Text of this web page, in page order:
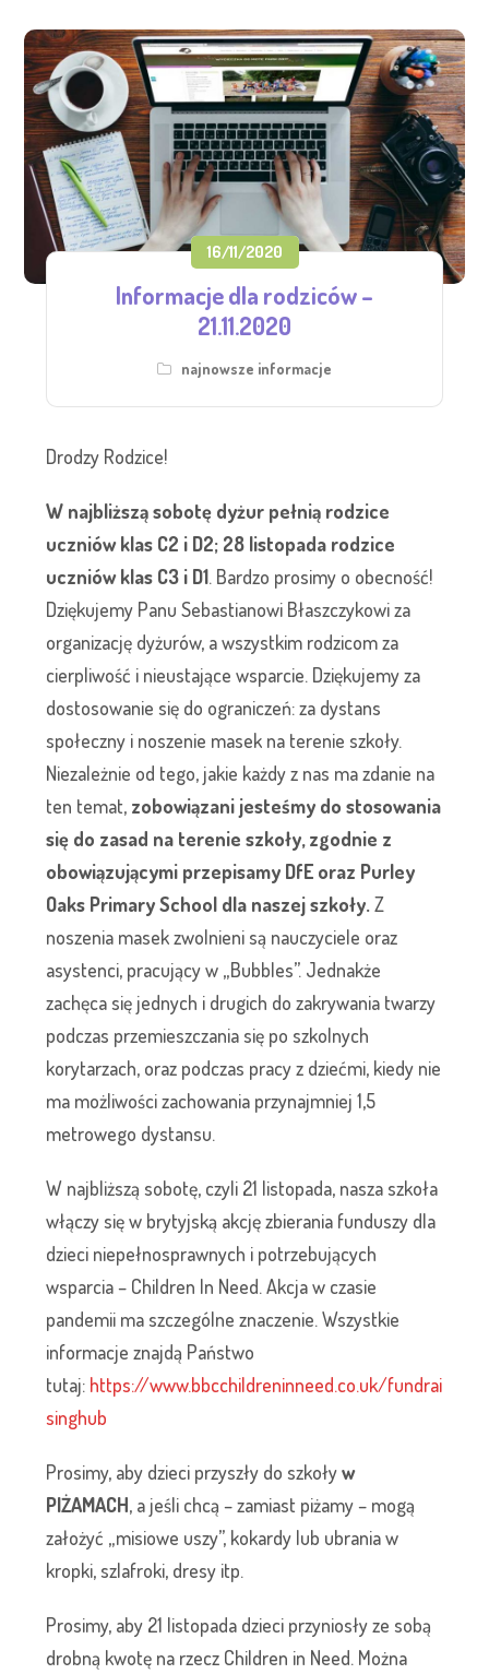
16/11/2020
Informacje dla rodziców –
21.11.2020
najnowsze informacje
Drodzy Rodzice!
W najbliższą sobotę dyżur pełnią rodzice
uczniów klas C2 i D2; 28 listopada rodzice
uczniów klas C3 i D1. Bardzo prosimy o obecność!
Dziękujemy Panu Sebastianowi Błaszczykowi za
organizację dyżurów, a wszystkim rodzicom za
cierpliwość i nieustające wsparcie. Dziękujemy za
dostosowanie się do ograniczeń: za dystans
społeczny i noszenie masek na terenie szkoły.
Niezależnie od tego, jakie każdy z nas ma zdanie na
ten temat, zobowiązani jesteśmy do stosowania
się do zasad na terenie szkoły, zgodnie z
obowiązującymi przepisamy DfE oraz Purley
Oaks Primary School dla naszej szkoły.Z
noszenia masek zwolnieni są nauczyciele oraz
asystenci, pracujący w „Bubbles”. Jednakże
zachęca się jednych i drugich do zakrywania twarzy
podczas przemieszczania się po szkolnych
korytarzach, oraz podczas pracy z dziećmi, kiedy nie
ma możliwości zachowania przynajmniej 1,5
metrowego dystansu.
W najbliższą sobotę, czyli 21 listopada, nasza szkoła
włączy się w brytyjską akcję zbierania funduszy dla
dzieci niepełnosprawnych i potrzebujących
wsparcia – Children In Need. Akcja w czasie
pandemii ma szczególne znaczenie. Wszystkie
informacje znajdą Państwo
tutaj: https://www.bbcchildreninneed.co.uk/fundrai
singhub
Prosimy, aby dzieci przyszły do szkoływ
PIŻAMACH, a jeśli chcą – zamiast piżamy – mogą
założyć „misiowe uszy”, kokardy lub ubrania w
kropki, szlafroki, dresy itp.
Prosimy, aby 21 listopada dzieci przyniosły ze sobą
drobną kwotę na rzecz Children in Need. Można